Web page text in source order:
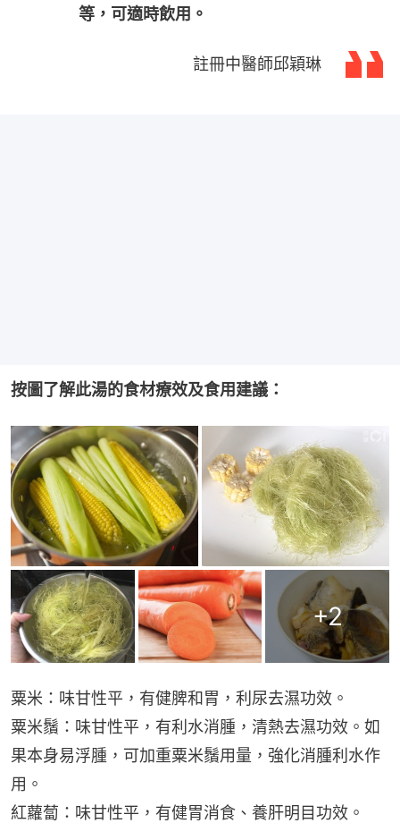
等，可適時飲用。
註冊中醫師邱穎琳
按圖了解此湯的食材療效及食用建議：
+2
粟米：味甘性平，有健脾和胃，利尿去濕功效。
粟米鬚：味甘性平，有利水消腫，清熱去濕功效。如
果本身易浮腫，可加重粟米鬚用量，強化消腫利水作
用。
紅蘿蔔：味甘性平，有健胃消食、養肝明目功效。